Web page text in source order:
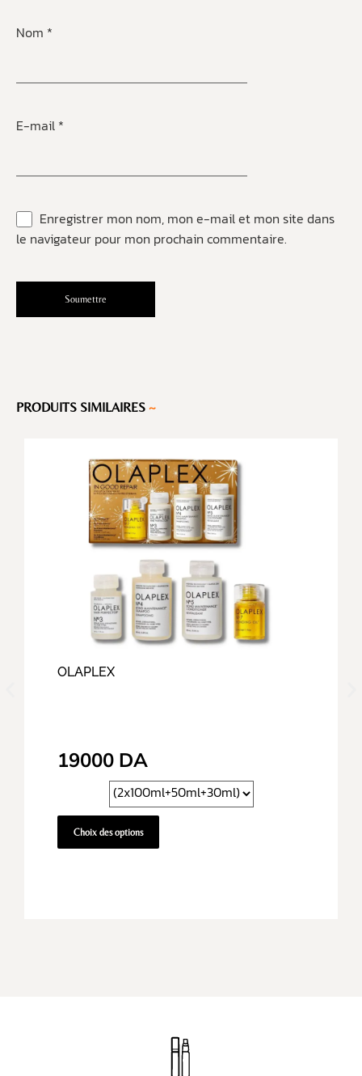
Nom *
E-mail *
Enregistrer mon nom, mon e-mail et mon site dans
le navigateur pour mon prochain commentaire.
PRODUITS SIMILAIRES ~
OLAPLEX
19000 DA
Choix des options